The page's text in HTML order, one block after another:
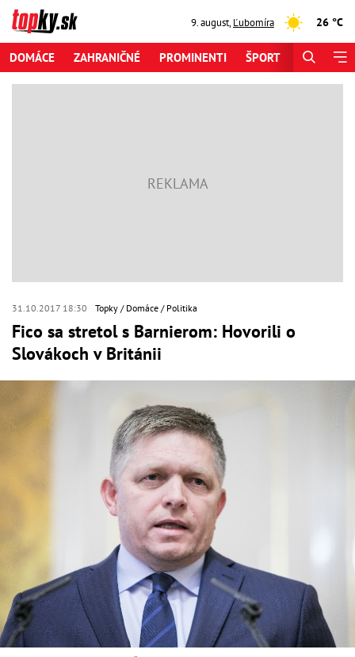
9. august,Ľubomíra 26 °C
DOMÁCE ZAHRANIČNÉ PROMINENTI ŠPORT
31.10.2017 18:30 Topky Domáce Politika
Fico sa stretol s Barnierom: Hovorili o
Slovákoch v Británii